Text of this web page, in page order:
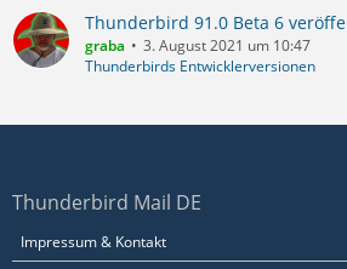
Thunderbird 91.0 Beta 6
graba
3. August 2021 um 10:47
Thunderbirds Entwicklerversionen
Thunderbird Mail DE
Impressum & Kontakt